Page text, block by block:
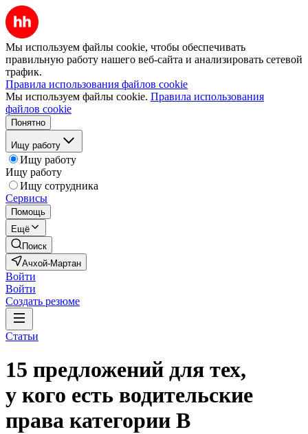
Мы используем файлы cookie, чтобы обеспечивать
правильную работу нашего веб-сайта и анализировать сетевой
трафик.
Правила использования файлов cookie
Мы используем файлы cookie. Правила использования
файлов cookie
Понятно
Ищу работу
Ищу работу
Ищу работу
Ищу сотрудника
Сервисы
Помощь
Ещё
Поиск
Ачхой-Мартан
Войти
Войти
Создать резюме
Статьи
15 предложений для тех,
у кого есть водительские
права категории В